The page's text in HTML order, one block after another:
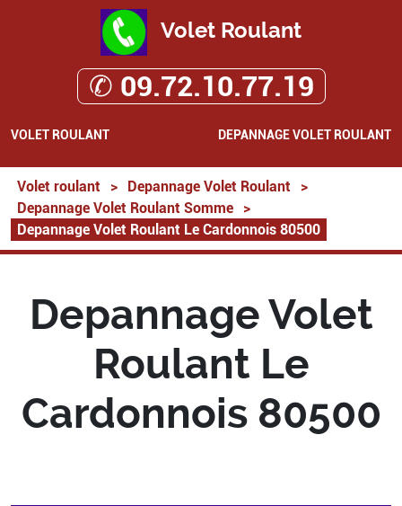
Volet Roulant
✆ 09.72.10.77.19
VOLET ROULANT DEPANNAGE VOLET ROULANT
Volet roulant > Depannage Volet Roulant
>
Depannage Volet Roulant Somme
>
Depannage Volet Roulant Le Cardonnois 80500
Depannage Volet
Roulant Le
Cardonnois 80500